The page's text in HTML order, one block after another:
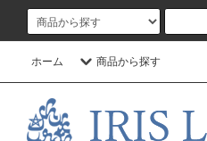
ホーム 商品から探す